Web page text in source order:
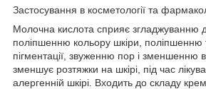
Застосування в косметології та
Молочна кислота сприяє згладжуванню
поліпшенню кольору шкіри, поліпшенню
пігментації, звуженню пор і зменшенню
зменшує розтяжки на шкірі, під час
алергенній шкірі. Входить до складу